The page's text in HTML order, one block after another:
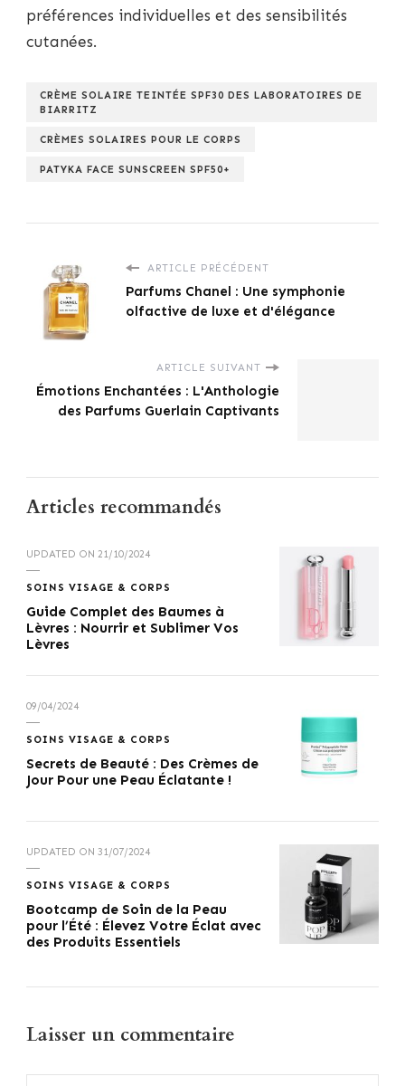
préférences individuelles et des sensibilités
cutanées.
CRÈME SOLAIRE TEINTÉE SPF30 DES LABORATOIRES DE
BIARRITZ
CRÈMES SOLAIRES POUR LE CORPS
PATYKA FACE SUNSCREEN SPF50+
ARTICLE PRÉCÉDENT
Parfums Chanel : Une symphonie
olfactive de luxe et d'élégance
ARTICLE SUIVANT
Émotions Enchantées : L'Anthologie
des Parfums Guerlain Captivants
Articles recommandés
UPDATED ON 21/10/2024
SOINS VISAGE & CORPS
Guide Complet des Baumes à
Lèvres : Nourrir et Sublimer Vos
Lèvres
09/04/2024
SOINS VISAGE & CORPS
Secrets de Beauté : Des Crèmes de
Jour Pour une Peau Éclatante !
UPDATED ON 31/07/2024
SOINS VISAGE & CORPS
Bootcamp de Soin de la Peau
pour l’Été : Élevez Votre Éclat avec
des Produits Essentiels
Laisser un commentaire